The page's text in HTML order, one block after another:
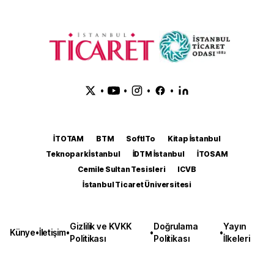
• • • •
İTOTAM BTM SoftITo
Kitap İstanbul
Teknopark İstanbul
İDTM İstanbul
İTOSAM
Cemile Sultan Tesisleri
ICVB
İstanbul Ticaret Üniversitesi
Künye•İletişim•
Gizlilik ve KVKK
Politikası
•
Doğrulama
Politikası
•
Yayın
İlkeleri